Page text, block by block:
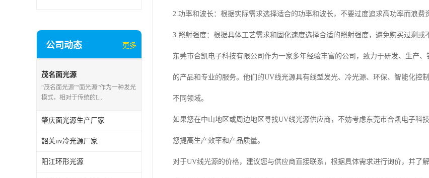
公司动态 更多
茂名面光源
“茂名面光源”“面光源”作为一种发光
模式，相对于传统的L..
肇庆面光源生产厂家
韶关uv冷光源厂家
阳江环形光源
2.功率和波长：根据实际需求选择适合的功率和波长，不要过度追求高功率而浪费
3.照射强度：根据具体工艺需求和固化速度选择合适的照射强度，避免购买过剩或
东莞市合凯电子科技有限公司作为一家多年经验丰富的公司，致力于研发、生产
的产品和专业的服务。他们的UV线光源具有线型发光、冷光源、环保、智能化控
不同领域。
如果您在中山地区或周边地区寻找UV线光源供应商，不妨考虑东莞市合凯电子科
您提高生产效率和产品质量。
对于UV线光源的价格，建议您与供应商直接联系，根据具体需求进行询价，并了